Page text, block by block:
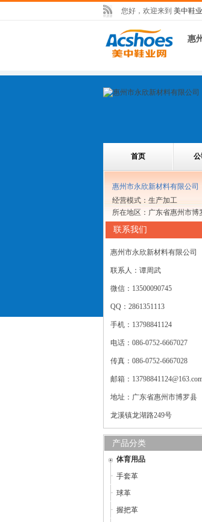
您好，欢迎来到 美中鞋
惠
首页
惠州市永欣新材料有限公司
经营模式：生产加工
所在地区：广东省惠州市博
联系我们
惠州市永欣新材料有限公司
联系人：谭周武
微信：13500090745
QQ：2861351113
手机：13798841124
电话：086-0752-6667027
传真：086-0752-6667028
邮箱：
地址：广东省惠州市博罗县
龙溪镇龙湖路249号
产品分类
体育用品
手套革
球革
握把革